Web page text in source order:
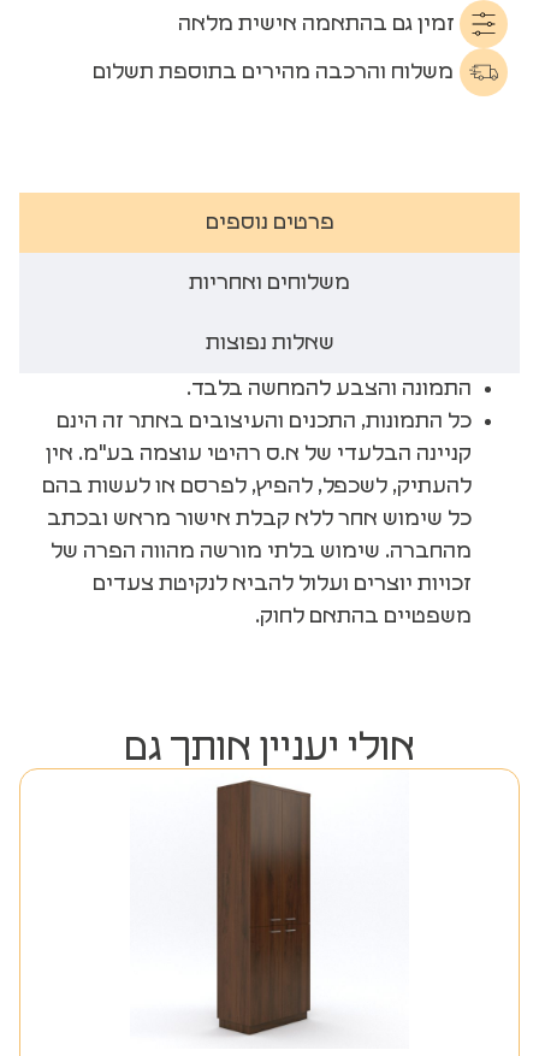
זמין גם בהתאמה אישית מלאה
משלוח והרכבה מהירים בתוספת תשלום
פרטים נוספים
משלוחים ואחריות
שאלות נפוצות
התמונה והצבע להמחשה בלבד.
כל התמונות, התכנים והעיצובים באתר זה הינם
קניינה הבלעדי של א.ס רהיטי עוצמה בע"מ. אין
להעתיק, לשכפל, להפיץ, לפרסם או לעשות בהם
כל שימוש אחר ללא קבלת אישור מראש ובכתב
מהחברה. שימוש בלתי מורשה מהווה הפרה של
זכויות יוצרים ועלול להביא לנקיטת צעדים
משפטיים בהתאם לחוק.
אולי יעניין אותך גם